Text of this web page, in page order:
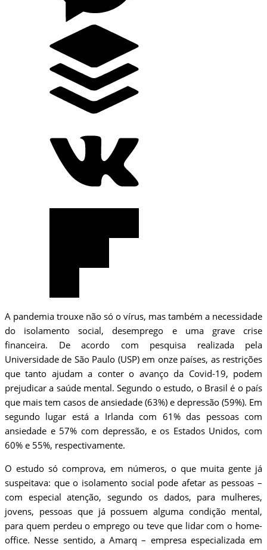
A pandemia trouxe não só o vírus, mas também a necessidade
do isolamento social, desemprego e uma grave crise
financeira. De acordo com pesquisa realizada pela
Universidade de São Paulo (USP) em onze países, as restrições
que tanto ajudam a conter o avanço da Covid-19, podem
prejudicar a saúde mental. Segundo o estudo, o Brasil é o país
que mais tem casos de ansiedade (63%) e depressão (59%). Em
segundo lugar está a Irlanda com 61% das pessoas com
ansiedade e 57% com depressão, e os Estados Unidos, com
60% e 55%, respectivamente.
O estudo só comprova, em números, o que muita gente já
suspeitava: que o isolamento social pode afetar as pessoas –
com especial atenção, segundo os dados, para mulheres,
jovens, pessoas que já possuem alguma condição mental,
para quem perdeu o emprego ou teve que lidar com o home-
office. Nesse sentido, a Amarq – empresa especializada em